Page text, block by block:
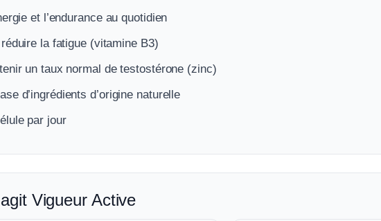
et l’endurance au quotidien
la fatigue (vitamine B3)
un taux normal de testostérone (zinc)
d’ingrédients d’origine naturelle
par jour
Vigueur Active